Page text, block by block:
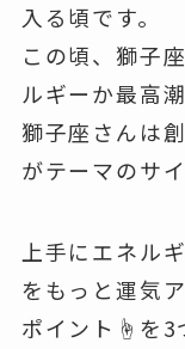
入る頃です。
この頃、獅子
ルギーか最高
獅子座さんは
がテーマのサイ
上手にエネル
をもっと運気
ポイント☝️を3